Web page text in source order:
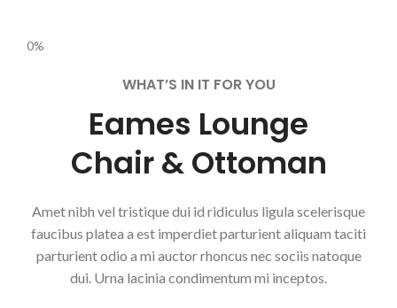
0%
WHAT’S IN IT FOR YOU
Eames Lounge
Chair & Ottoman
Amet nibh vel tristique dui id ridiculus ligula scelerisque
faucibus platea a est imperdiet parturient aliquam taciti
parturient odio a mi auctor rhoncus nec sociis natoque
dui. Urna lacinia condimentum mi inceptos.